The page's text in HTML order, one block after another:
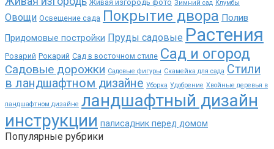
Живая изгородь фото Зимний сад Клумбы
Овощи Освещение сада Покрытие двора Полив
Придомовые постройки Пруды садовые Растения
Розарий Рокарий Сад в восточном стиле Сад и огород
Садовые дорожки Садовые фигуры Скамейка для сада Стили
в ландшафтном дизайне Уборка Удобрение Хвойные деревья в
ландшафтном дизайне ландшафтный дизайн
инструкции палисадник перед домом
Популярные рубрики